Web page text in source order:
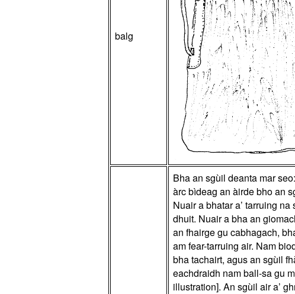
balg
Bha an sgùil deanta mar
àrc bìdeag an àirde bho an
Nuair a bhatar a’ tarruing
dhuit. Nuair a bha an
an fhairge gu cabhagach,
am fear-tarruing air. Nam
bha tachairt, agus an sgùil
eachdraidh nam ball-sa gu
illustration]. An sgùil air a’